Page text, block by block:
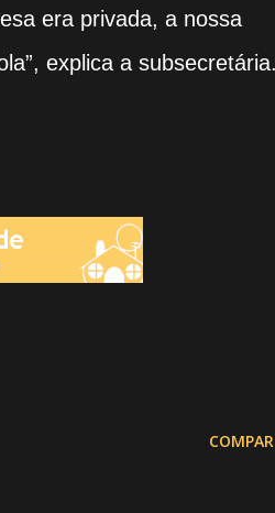
era privada, a nossa
explica a subsecretária.